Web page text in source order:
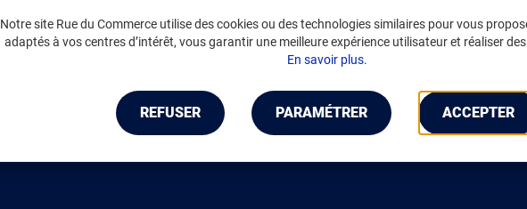
Notre site Rue du Commerce utilise des cookies ou des technologies similaires pour vous
adaptés à vos centres d’intérêt, vous garantir une meilleure expérience utilisateur et réaliser
En savoir plus.
REFUSER PARAMÉTRER ACCEPTER
NOUS REJOINDRE
Vendez sur RDC
INFORMATIONS LÉGALES
Environnement
CGV/CGU Marketplace
Gérer mes cookies
Mentions légales
Accessibilité : non conforme